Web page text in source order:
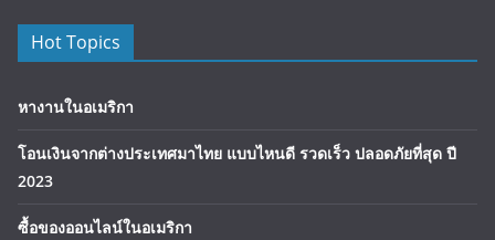
Hot Topics
หางานในอเมริกา
โอนเงินจากต่างประเทศมาไทย แบบไหนดี รวดเร็ว ปลอดภัยที่สุด ปี
2023
ซื้อของออนไลน์ในอเมริกา